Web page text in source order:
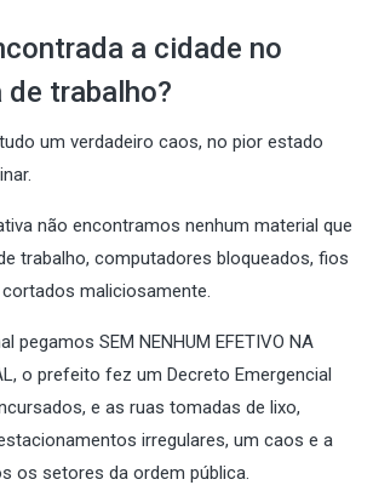
a cidade no
trabalho?
um verdadeiro caos, no pior estado
não encontramos nenhum material que
trabalho, computadores bloqueados, fios
maliciosamente.
pegamos SEM NENHUM EFETIVO NA
o prefeito fez um Decreto Emergencial
e as ruas tomadas de lixo,
irregulares, um caos e a
os setores da ordem pública.